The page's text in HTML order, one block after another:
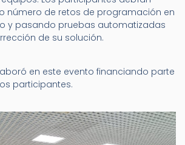
número de retos de programación en
y pasando pruebas automatizadas
de su solución.
en este evento financiando parte
participantes.